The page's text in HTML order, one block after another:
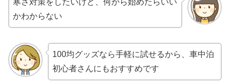
寒さ対策をしたいけど、何から始めたらいい
かわからない
100均グッズなら手軽に試せるから、車中泊
初心者さんにもおすすめです